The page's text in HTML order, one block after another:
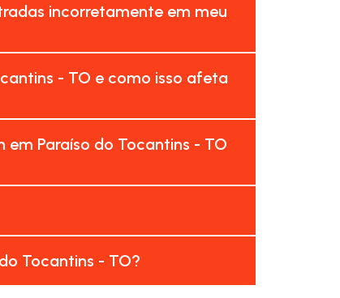
incorretamente em meu
- TO e como isso afeta
Paraíso do Tocantins - TO
Tocantins - TO?